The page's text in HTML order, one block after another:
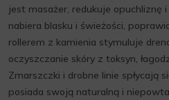
jest masażer, redukuje opuchliznę
nabiera blasku i świeżości,
rollerem z kamienia stymuluje
oczyszczanie skóry z toksyn,
Zmarszczki i drobne linie spłycają
posiada swoją naturalną i